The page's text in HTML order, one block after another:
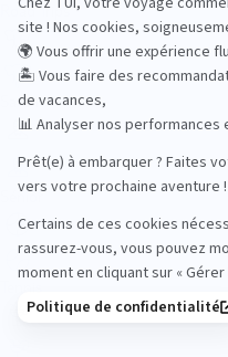
Road Trips
Safari
Sénior